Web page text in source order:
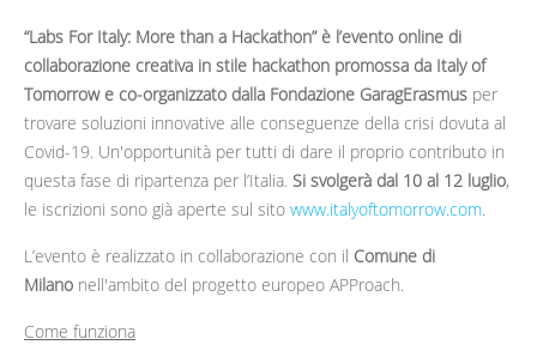
“Labs For Italy: More than a Hackathon” è l’evento online di
collaborazione creativa in stile hackathon promossa da Italy of
Tomorrow e co-organizzato dalla Fondazione GaragErasmus per
trovare soluzioni innovative alle conseguenze della crisi dovuta al
Covid-19. Un'opportunità per tutti di dare il proprio contributo in
questa fase di ripartenza per l’Italia. Si svolgerà dal 10 al 12 luglio,
le iscrizioni sono già aperte sul sito www.italyoftomorrow.com.
L’evento è realizzato in collaborazione con il Comune di
Milano nell'ambito del progetto europeo APProach.
Come funziona